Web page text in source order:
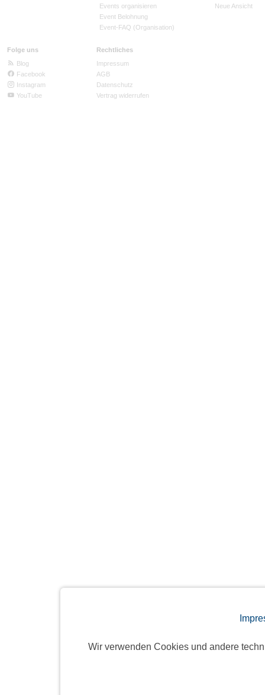
Wir verwenden Cookies und andere
Events organisieren
Event Belohnung
Event-FAQ (Organisation)
Neue Ansicht
Folge uns
Blog
Facebook
Instagram
YouTube
Rechtliches
Impressum
AGB
Datenschutz
Vertrag widerrufen